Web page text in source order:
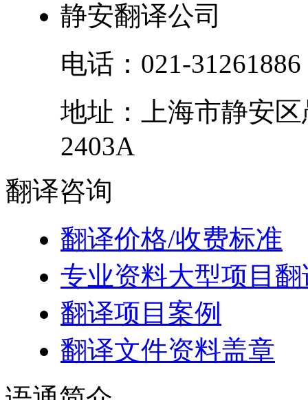
静安翻译公司
电话： 021-31261886
地址：
上海市静安区
2403A
翻译咨询
翻译价格/收费标准
专业资料大型项目翻
翻译项目案例
翻译文件资料盖章